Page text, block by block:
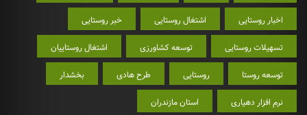
اخبار روستایی اشتغال روستایی خبر روستایی
تسهیلات روستایی توسعه کشاورزی اشتغال روستاییان
توسعه روستا روستایی طرح هادی بخشدار
نرم افزار دهیاری استان مازندران